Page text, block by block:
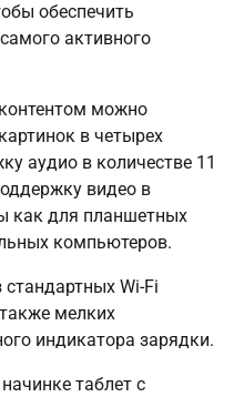
обеспечить
активного
можно
в четырех
аудио в количестве 11
видео в
как для планшетных
компьютеров.
стандартных Wi-Fi
мелких
индикатора зарядки.
таблет с